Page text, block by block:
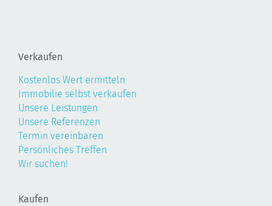
Verkaufen
Kostenlos Wert ermitteln
Immobilie selbst verkaufen
Unsere Leistungen
Unsere Referenzen
Termin vereinbaren
Persönliches Treffen
Wir suchen!
Kaufen